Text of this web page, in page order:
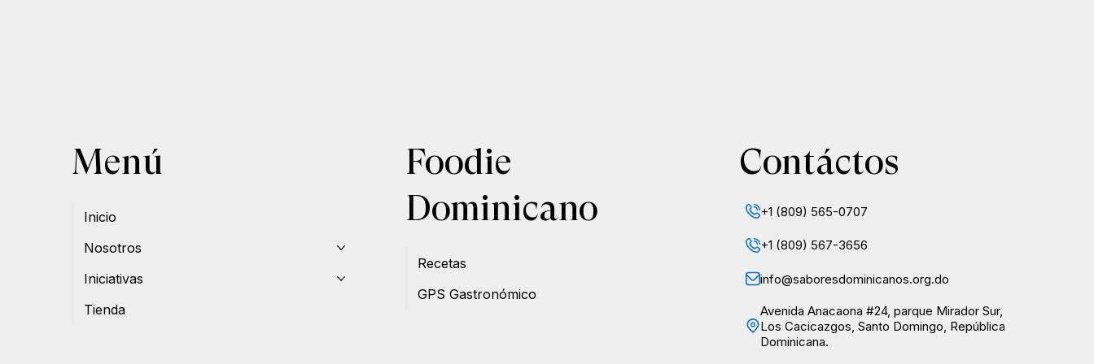
Menú
Inicio
Nosotros
Iniciativas
Tienda
Foodie
Dominicano
Recetas
GPS Gastronómico
Contáctos
+1 (809) 565-0707
+1 (809) 567-3656
info@saboresdominicanos.org.do
Avenida Anacaona #24, parque Mirador Sur,
Los Cacicazgos, Santo Domingo, República
Dominicana.